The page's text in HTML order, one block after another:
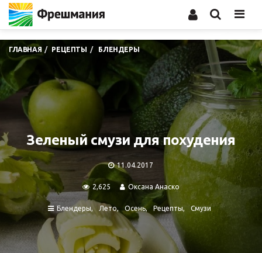
ГЛАВНАЯ РЕЦЕПТЫ БЛЕНДЕРЫ
Зеленый смузи для похудения
11.04.2017
2,625 Оксана Анаско
Блендеры Лето Осень Рецепты Смузи